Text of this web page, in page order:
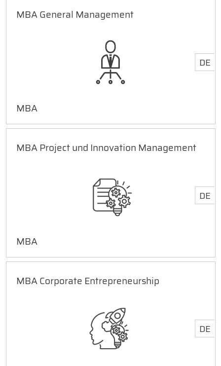
MBA General Management
DE
MBA
MBA Project und Innovation Management
DE
MBA
MBA Corporate Entrepreneurship
DE